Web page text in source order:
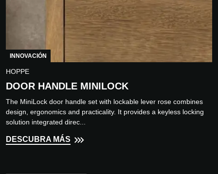
INNOVACIÓN
HOPPE
DOOR HANDLE MINILOCK
The MiniLock door handle set with lockable lever rose combines
design, ergonomics and practicality. It provides a keyless locking
solution integrated direc...
DESCUBRA MÁS